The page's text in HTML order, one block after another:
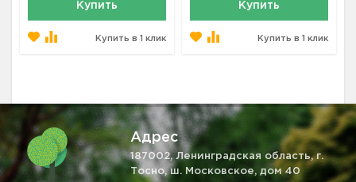
Купить
Купить в 1 клик
Купить
Купить в 1 клик
Адрес
187002, Ленинградская область, г.
Тосно, ш. Московское, дом 40